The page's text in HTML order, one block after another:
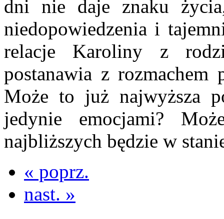
dni nie daje znaku
niedopowiedzenia i
relacje Karoliny z
postanawia z
Może to już najwyższa
jedynie emocjami?
najbliższych będzie w
« poprz.
nast. »